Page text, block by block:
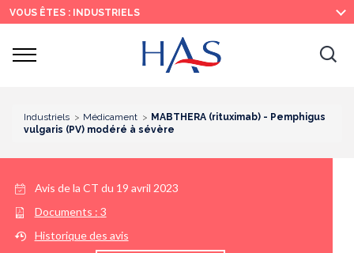
Recherche
Menu
principal
Contenu
principal
VOUS ÊTES : INDUSTRIELS
Ouvrir
Industriels Médicament
MABTHERA (rituximab) - Pemphigus
vulgaris (PV) modéré à sévère
Avis de la CT du 19 avril 2023
Documents : 3
Historique des avis